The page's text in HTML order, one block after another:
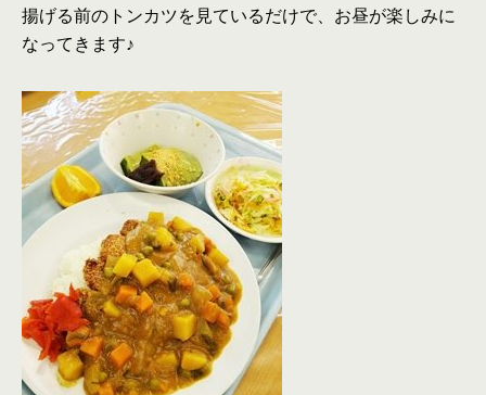
揚げる前のトンカツを見ているだけで、お昼が楽しみに
なってきます♪